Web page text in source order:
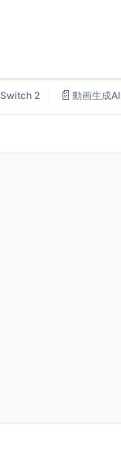
Switch 2 📄 動画生成AI